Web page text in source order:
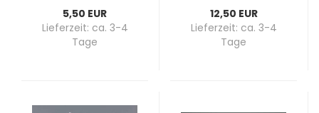
5,50 EUR
Lieferzeit: ca. 3-4
Tage
12,50 EUR
Lieferzeit: ca. 3-4
Tage